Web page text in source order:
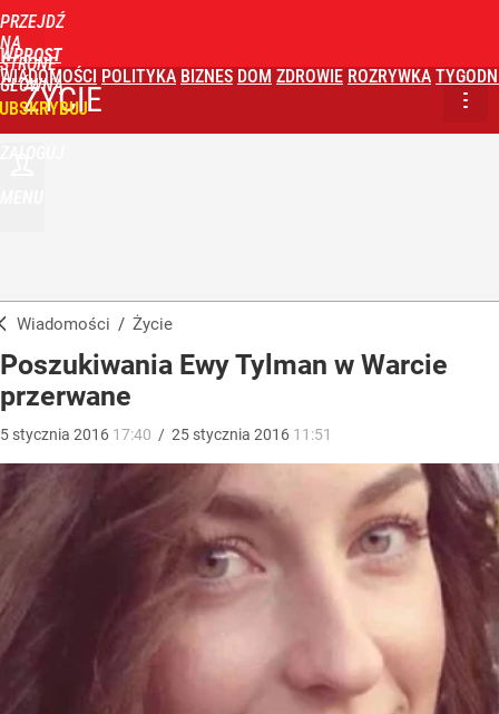
PRZEJDŹ
NA
STRONĘ
GŁÓWNĄ
WPROST
WIADOMOŚCI POLITYKA BIZNES DOM ZDROWIE ROZRYWKA
ŻYCIE
Wiadomości / Życie
Poszukiwania Ewy Tylman w Warcie
przerwane
5 stycznia 2016 17:40 / 25 stycznia 2016 11:51